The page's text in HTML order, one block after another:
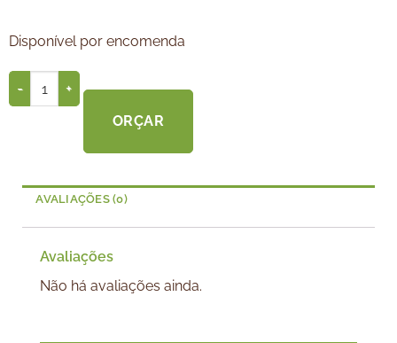
Disponível por encomenda
ORÇAR
AVALIAÇÕES (0)
Avaliações
Não há avaliações ainda.